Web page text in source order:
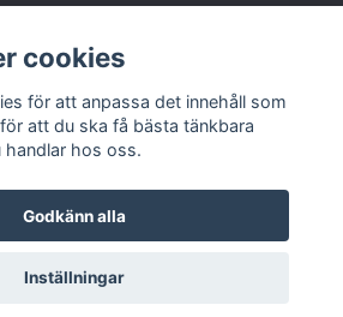
© 2026 Ankis design
cookies
för att anpassa det innehåll som
att du ska få bästa tänkbara
handlar hos oss.
Godkänn alla
Inställningar